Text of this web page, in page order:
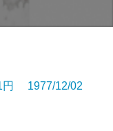
1977/12/02